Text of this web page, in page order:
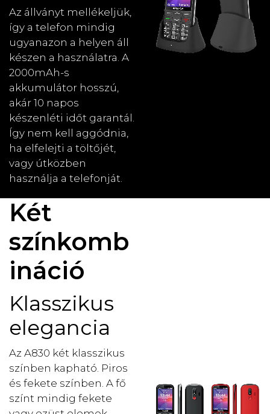
Az állványt mellékeljük,
így a telefon mindig
ugyanazon a helyen áll
készen a használatra. A
2000mAh-s
akkumulátor hosszú,
akár 10 napos
készenléti időt garantál.
Így nem kell aggódnia,
ha elfelejti a töltőjét,
vagy útközben
használja a telefonját.
Két
színkomb
ináció
Klasszikus
elegancia
Az A830 két klasszikus
színben kapható. Piros
és fekete színben. A fő
színt mindig fekete